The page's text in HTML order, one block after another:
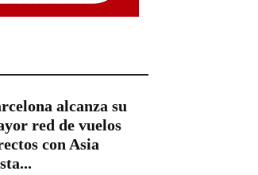
alcanza su
red de vuelos
con Asia